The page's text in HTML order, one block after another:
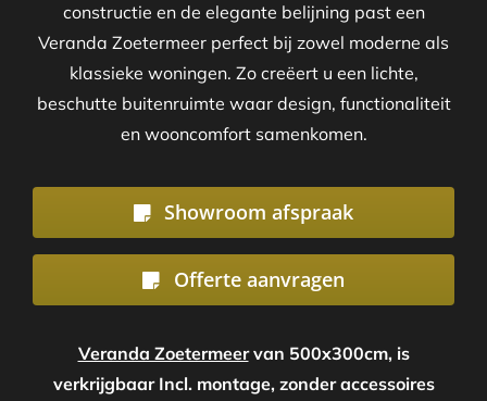
constructie en de elegante belijning past een
Veranda Zoetermeer perfect bij zowel moderne als
klassieke woningen. Zo creëert u een lichte,
beschutte buitenruimte waar design, functionaliteit
en wooncomfort samenkomen.
Showroom afspraak
Offerte aanvragen
Veranda Zoetermeervan 500x300cm, is
verkrijgbaar Incl. montage, zonder accessoires